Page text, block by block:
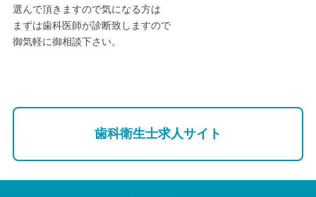
選んで頂きますので気になる方は
まずは歯科医師が診断致しますので
御気軽に御相談下さい。
歯科衛生士求人サイト